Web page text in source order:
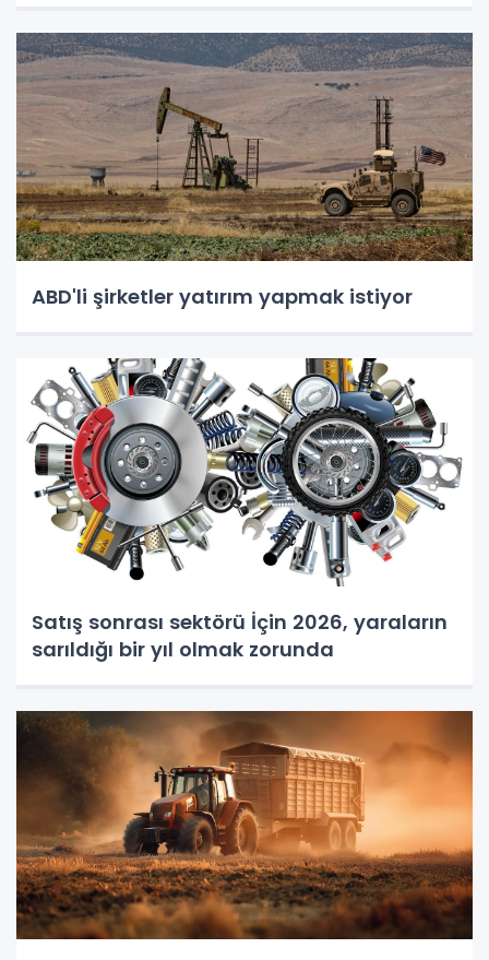
ABD'li şirketler yatırım yapmak istiyor
Satış sonrası sektörü İçin 2026, yaraların
sarıldığı bir yıl olmak zorunda